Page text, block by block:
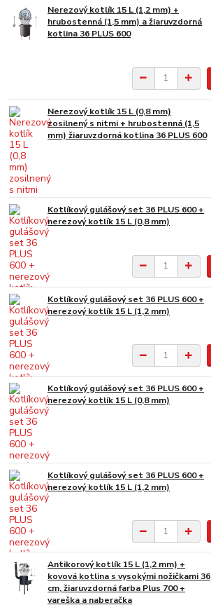
Nerezový kotlík 15 L (1,2 mm) +
hrubostenná (1,5 mm) a žiaruvzdorná
kotlina 36 PLUS 600
Nerezový kotlík 15 L (0,8 mm)
zosilnený s nitmi + hrubostenná (1,5
mm) žiaruvzdorná kotlina 36 PLUS 600
Kotlíkový gulášový set 36 PLUS 600 +
nerezový kotlík 15 L (0,8 mm)
Kotlíkový gulášový set 36 PLUS 600 +
nerezový kotlík 15 L (1,2 mm)
Kotlíkový gulášový set 36 PLUS 600 +
nerezový kotlík 15 L (0,8 mm)
Kotlíkový gulášový set 36 PLUS 600 +
nerezový kotlík 15 L (1,2 mm)
Antikorový kotlík 15 L (1,2 mm) +
kovová kotlina s vysokými nožičkami 36
cm, žiaruvzdorná farba Plus 700 +
vareška a naberačka